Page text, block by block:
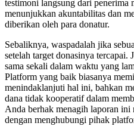
testimoni langsung dari penerima
menunjukkan akuntabilitas dan
diberikan oleh para donatur.
Sebaliknya, waspadalah jika
setelah target donasinya tercapai.
sama sekali dalam waktu yang
Platform yang baik biasanya
menindaklanjuti hal ini, bahkan
dana tidak kooperatif dalam
Anda berhak menagih laporan
dengan menghubungi pihak